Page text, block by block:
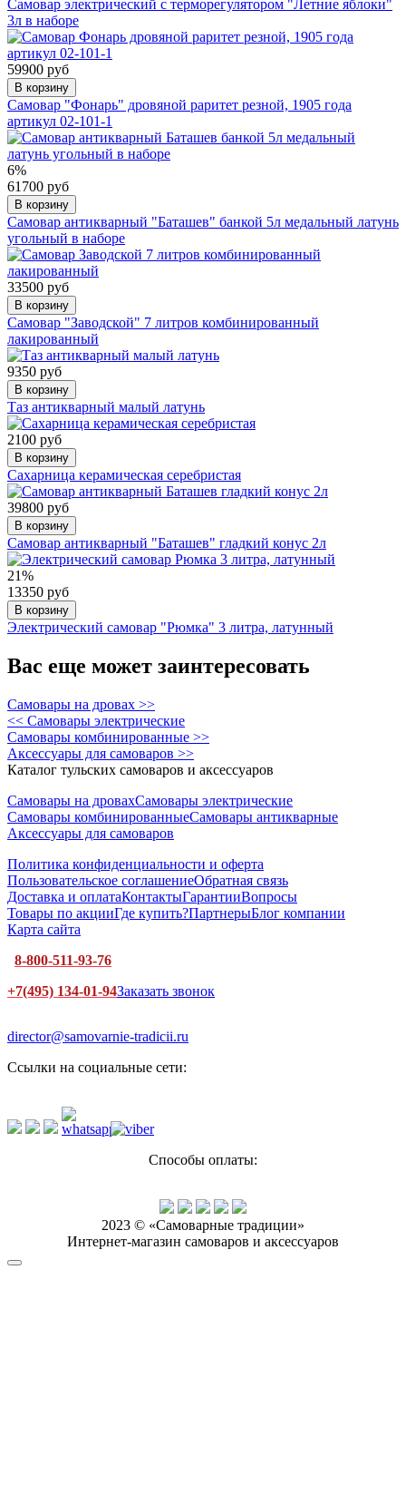
Самовар электрический с терморегулятором "Летние яблоки"
3л в наборе
59900 руб
В корзину
Самовар "Фонарь" дровяной раритет резной, 1905 года
артикул 02-101-1
6%
61700 руб
В корзину
Самовар антикварный "Баташев" банкой 5л медальный латунь
угольный в наборе
33500 руб
В корзину
Самовар "Заводской" 7 литров комбинированный
лакированный
9350 руб
В корзину
Таз антикварный малый латунь
2100 руб
В корзину
Сахарница керамическая серебристая
39800 руб
В корзину
Самовар антикварный "Баташев" гладкий конус 2л
21%
13350 руб
В корзину
Электрический самовар "Рюмка" 3 литра, латунный
Вас еще может заинтересовать
Самовары на дровах >>
<< Самовары электрические
Самовары комбинированные >>
Аксессуары для самоваров >>
Каталог тульских самоваров и аксессуаров
Самовары на дровахСамовары электрические
Самовары комбинированныеСамовары антикварные
Аксессуары для самоваров
Политика конфиденциальности и оферта
Пользовательское соглашениеОбратная связь
Доставка и оплатаКонтактыГарантииВопросы
Товары по акцииГде купить?ПартнерыБлог компании
Карта сайта
8-800-511-93-76
+7(495) 134-01-94Заказать звонок
director@samovarnie-tradicii.ru
Ссылки на социальные сети:
Способы оплаты:
2023 © «Самоварные традиции»
Интернет-магазин самоваров и аксессуаров